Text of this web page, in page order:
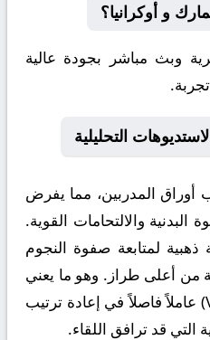
و أوكرانيا؟
وبث مباشر بجودة عالية
التحليلية
أوراق المدربين، مما يفرض
والالتحامات القوية.
ذهبية لمتابعة صفوة النجوم
من أعلى طراز. وهو ما يعني
أن تُشكل تقنية الفيديو (VAR) عاملاً فاصلاً في إعادة ترتيب
التي قد ترافق اللقاء.